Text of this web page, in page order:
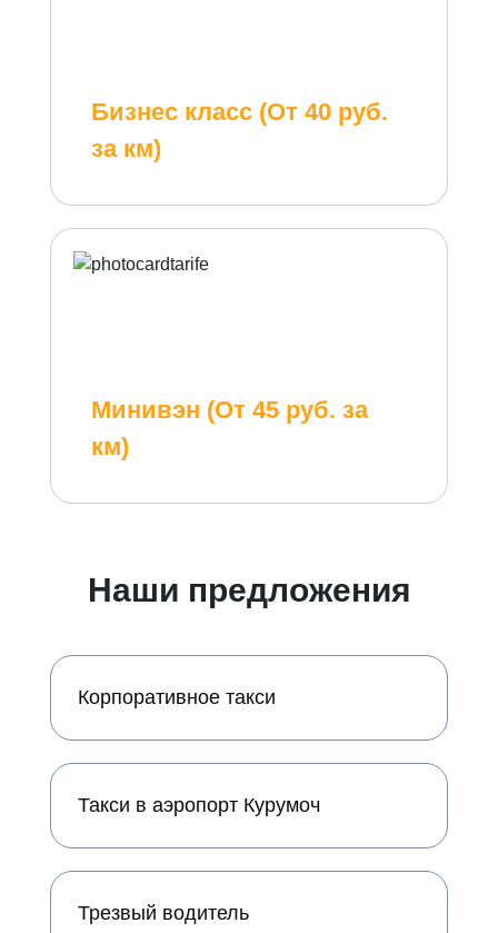
Бизнес класс (От 40 руб.
за км)
Минивэн (От 45 руб. за
км)
Наши предложения
Корпоративное такси
Такси в аэропорт Курумоч
Трезвый водитель